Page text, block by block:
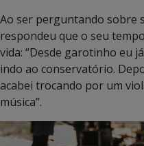
Ao ser perguntando sobre
respondeu que o seu
vida: “Desde garotinho eu
indo ao conservatório.
acabei trocando por um
música”.